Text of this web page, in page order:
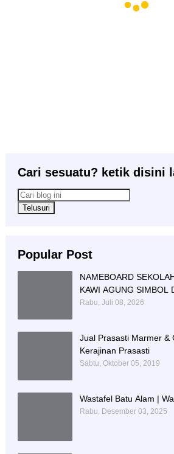
Cari sesuatu? ketik disini
Popular Post
NAMEBOARD
KAWI AGUNG SIMBOL
PENDIDIKAN
Rabu, Juli 08, 2026
Jual Prasasti Marmer &
Kerajinan Prasasti
Sabtu, Oktober 05, 2019
Wastafel Batu Alam |
Rabu, Desember 03, 2025